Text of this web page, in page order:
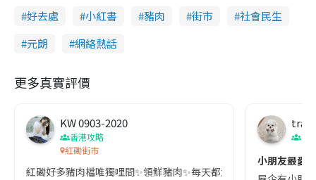
好去處 小紅書 豬肉 街市
社會民生
元朗
網絡熱話
更多真實評價
KW 0903-2020
香港攻略
紅磡街市
紅磡好多豬肉檔唯獨哩間✨領鮮豬肉✨每天都大排長龍，都不無
食
小朋友最愛